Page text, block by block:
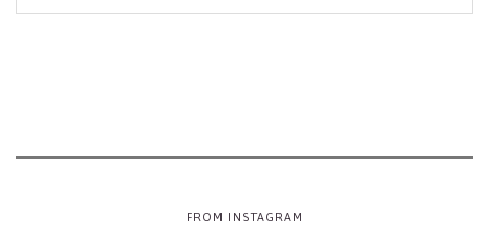
FROM INSTAGRAM